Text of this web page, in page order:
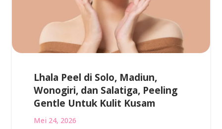
Lhala Peel di Solo, Madiun,
Wonogiri, dan Salatiga, Peeling
Gentle Untuk Kulit Kusam
Mei 24, 2026